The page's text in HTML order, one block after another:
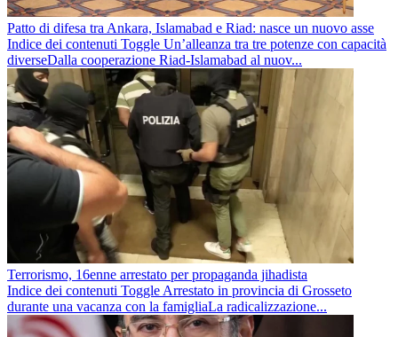
Patto di difesa tra Ankara, Islamabad e Riad: nasce un nuovo asse
Indice dei contenuti Toggle Un’alleanza tra tre potenze con capacità
diverseDalla cooperazione Riad-Islamabad al nuov...
Terrorismo, 16enne arrestato per propaganda jihadista
Indice dei contenuti Toggle Arrestato in provincia di Grosseto
durante una vacanza con la famigliaLa radicalizzazione...